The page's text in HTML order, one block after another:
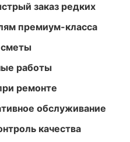
заказ редких
премиум-класса
работы
ремонте
обслуживание
качества